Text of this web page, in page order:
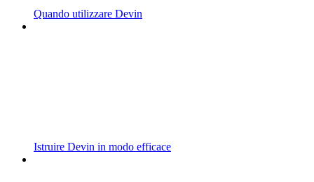
Quando utilizzare Devin
Istruire Devin in modo efficace